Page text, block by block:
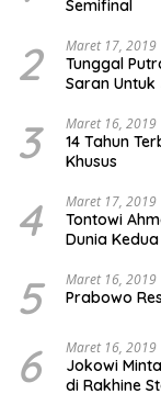
Semifinal
2 Maret 17, 2019
Tunggal
Saran
3 Maret 16, 2019
14 Tahun
Khusus
4 Maret 17, 2019
Tontowi
Dunia Kedua
5 Maret 16, 2019
Prabowo
6 Maret 16, 2019
Jokowi
di Rakhine